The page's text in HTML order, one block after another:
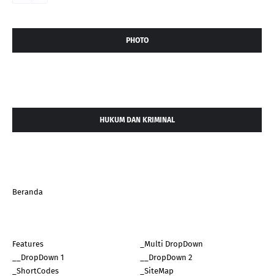
PHOTO
HUKUM DAN KRIMINAL
Beranda
Features
_Multi DropDown
__DropDown 1
__DropDown 2
_ShortCodes
_SiteMap